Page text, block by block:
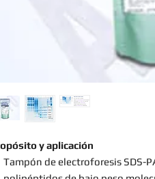
y aplicación
Tampón de electroforesis SDS-